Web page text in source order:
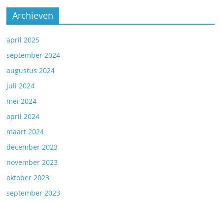
Archieven
april 2025
september 2024
augustus 2024
juli 2024
mei 2024
april 2024
maart 2024
december 2023
november 2023
oktober 2023
september 2023